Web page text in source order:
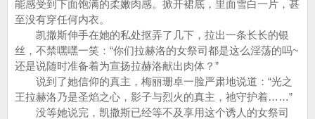
能感受到下面饱满的柔嫩肉感。掀开裙底，里面雪白一片，甚
至没有穿任何内衣。
凯撒斯伸手在她的私处抠弄了几下，拉出一条长长的银
丝，不禁嘿嘿一笑：“你们拉赫洛的女祭司都是这么淫荡的吗~
还是说随时准备着为宣扬拉赫洛献出肉体？”
说到了她信仰的真主，梅丽珊卓一脸严肃地说道：“光之
王拉赫洛乃是圣焰之心，影子与烈火的真主，祂守护着……”
没等她说完，凯撒斯已经等不及享用这个诱人的女祭司